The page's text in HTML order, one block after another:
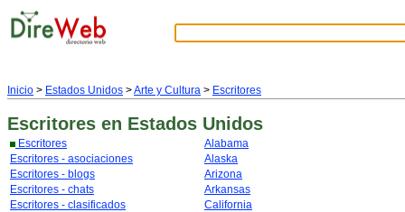
Inicio > Estados Unidos >Arte y Cultura > Escritores
Escritores en Estados Unidos
Escritores
Escritores - asociaciones
Escritores - blogs
Escritores - chats
Escritores - clasificados
Alabama
Alaska
Arizona
Arkansas
California